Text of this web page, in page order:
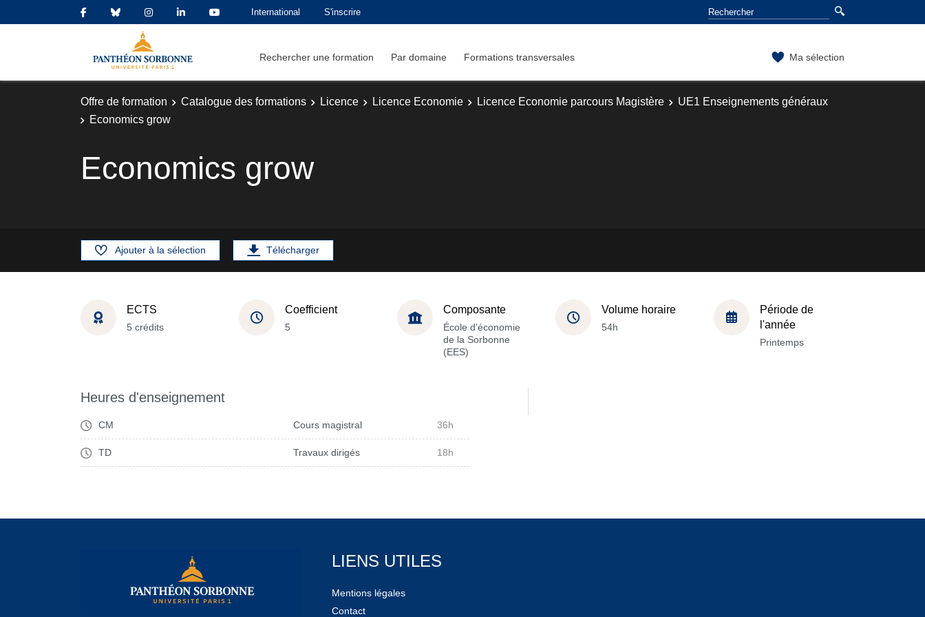
International S'inscrire
Rechercher une formation Par domaine Formations transversales Ma sélection
Offre de formation Catalogue des formations Licence Licence Economie Licence Economie parcours Magistère
UE1 Enseignements généraux
Economics grow
Economics grow
Ajouter à la sélection Télécharger
ECTS
5 crédits
Coefficient
5
Composante
École d'économie
de la Sorbonne
(EES)
Volume horaire
54h
Période de
l'année
Printemps
Heures d'enseignement
CM Cours magistral 36h
TD Travaux dirigés 18h
LIENS UTILES
Mentions légales
Contact